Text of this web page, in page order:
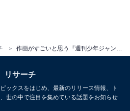
ます（45歳男性）」「水の描
どの雪の質感。クリエイターさん
る昨今、ここまでのクオリティ
りません（35歳女性）」など、
リサーチ
ックスをはじめ、最新のリリース情報、ト
世の中で注目を集めている話題をお知らせ